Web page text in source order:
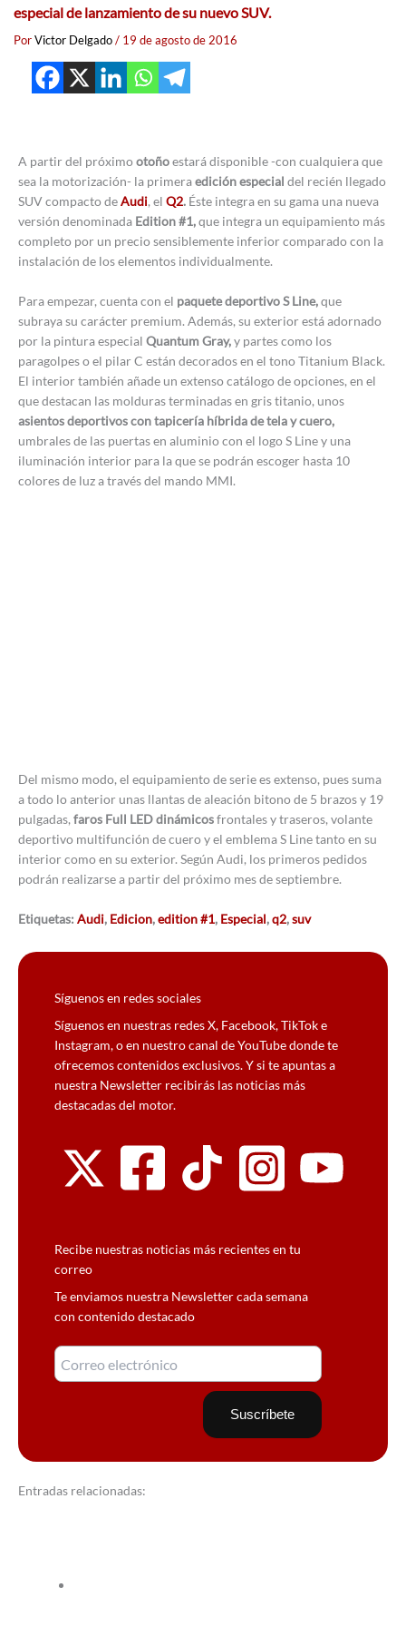
especial de lanzamiento de su nuevo SUV.
PorVictor Delgado/ 19 de agosto de 2016
A partir del próximootoñoestará disponible -con cualquiera que
sea la motorización- la primeraedición especial del recién llegado
SUV compacto deAudi, el Q2. Éste integra en su gama una nueva
versión denominada Edition #1,que integra un equipamiento más
completo por un precio sensiblemente inferior comparado con la
instalación de los elementos individualmente.
Para empezar, cuenta con el paquete deportivo S Line,que
subraya su carácter premium. Además, su exterior está adornado
por la pintura especial Quantum Gray,y partes como los
paragolpes o el pilar C están decorados en el tono Titanium Black.
El interior también añade un extenso catálogo de opciones, en el
que destacan las molduras terminadas en gris titanio, unos
asientos deportivos con tapicería híbrida de tela y cuero,
umbrales de las puertas en aluminio con el logo S Line y una
iluminación interior para la que se podrán escoger hasta 10
colores de luz a través del mando MMI.
Del mismo modo, el equipamiento de serie es extenso, pues suma
a todo lo anterior unas llantas de aleación bitono de 5 brazos y 19
pulgadas, faros Full LED dinámicosfrontales y traseros, volante
deportivo multifunción de cuero y el emblema S Line tanto en su
interior como en su exterior. Según Audi, los primeros pedidos
podrán realizarse a partir del próximo mes de septiembre.
Etiquetas: Audi, Edicion,edition #1, Especial,q2,suv
Síguenos en redes sociales
Síguenos en nuestras redes X, Facebook, TikTok e
Instagram, o en nuestro canal de YouTube donde te
ofrecemos contenidos exclusivos. Y si te apuntas a
nuestra Newsletter recibirás las noticias más
destacadas del motor.
Recibe nuestras noticias más recientes en tu
correo
Te enviamos nuestra Newsletter cada semana
con contenido destacado
Entradas relacionadas: